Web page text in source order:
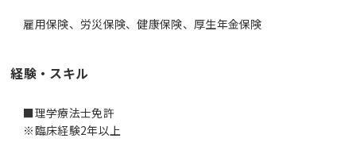
雇用保険、労災保険、健康保険、厚生年金保険
経験・スキル
■理学療法士免許
※臨床経験2年以上